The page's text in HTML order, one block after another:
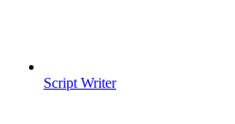
Script Writer